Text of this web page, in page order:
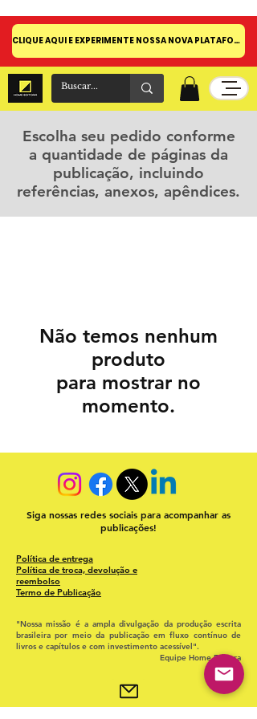
CLIQUE AQUI E EXPERIMENTE NOSSA NOVA PLATAFORMA!
Escolha seu pedido conforme
a quantidade de páginas da
publicação, incluindo
referências, anexos, apêndices.
Não temos nenhum
produto
para mostrar no
momento.
Siga nossas redes sociais para acompanhar as
publicações!
Política de entrega
Política de troca, devolução e
reembolso
Termo de Publicação
"Nossa missão é a ampla divulgação da produção escrita
brasileira por meio da publicação em fluxo contínuo de
livros e capítulos e com investimento acessível".
Equipe Home Editora